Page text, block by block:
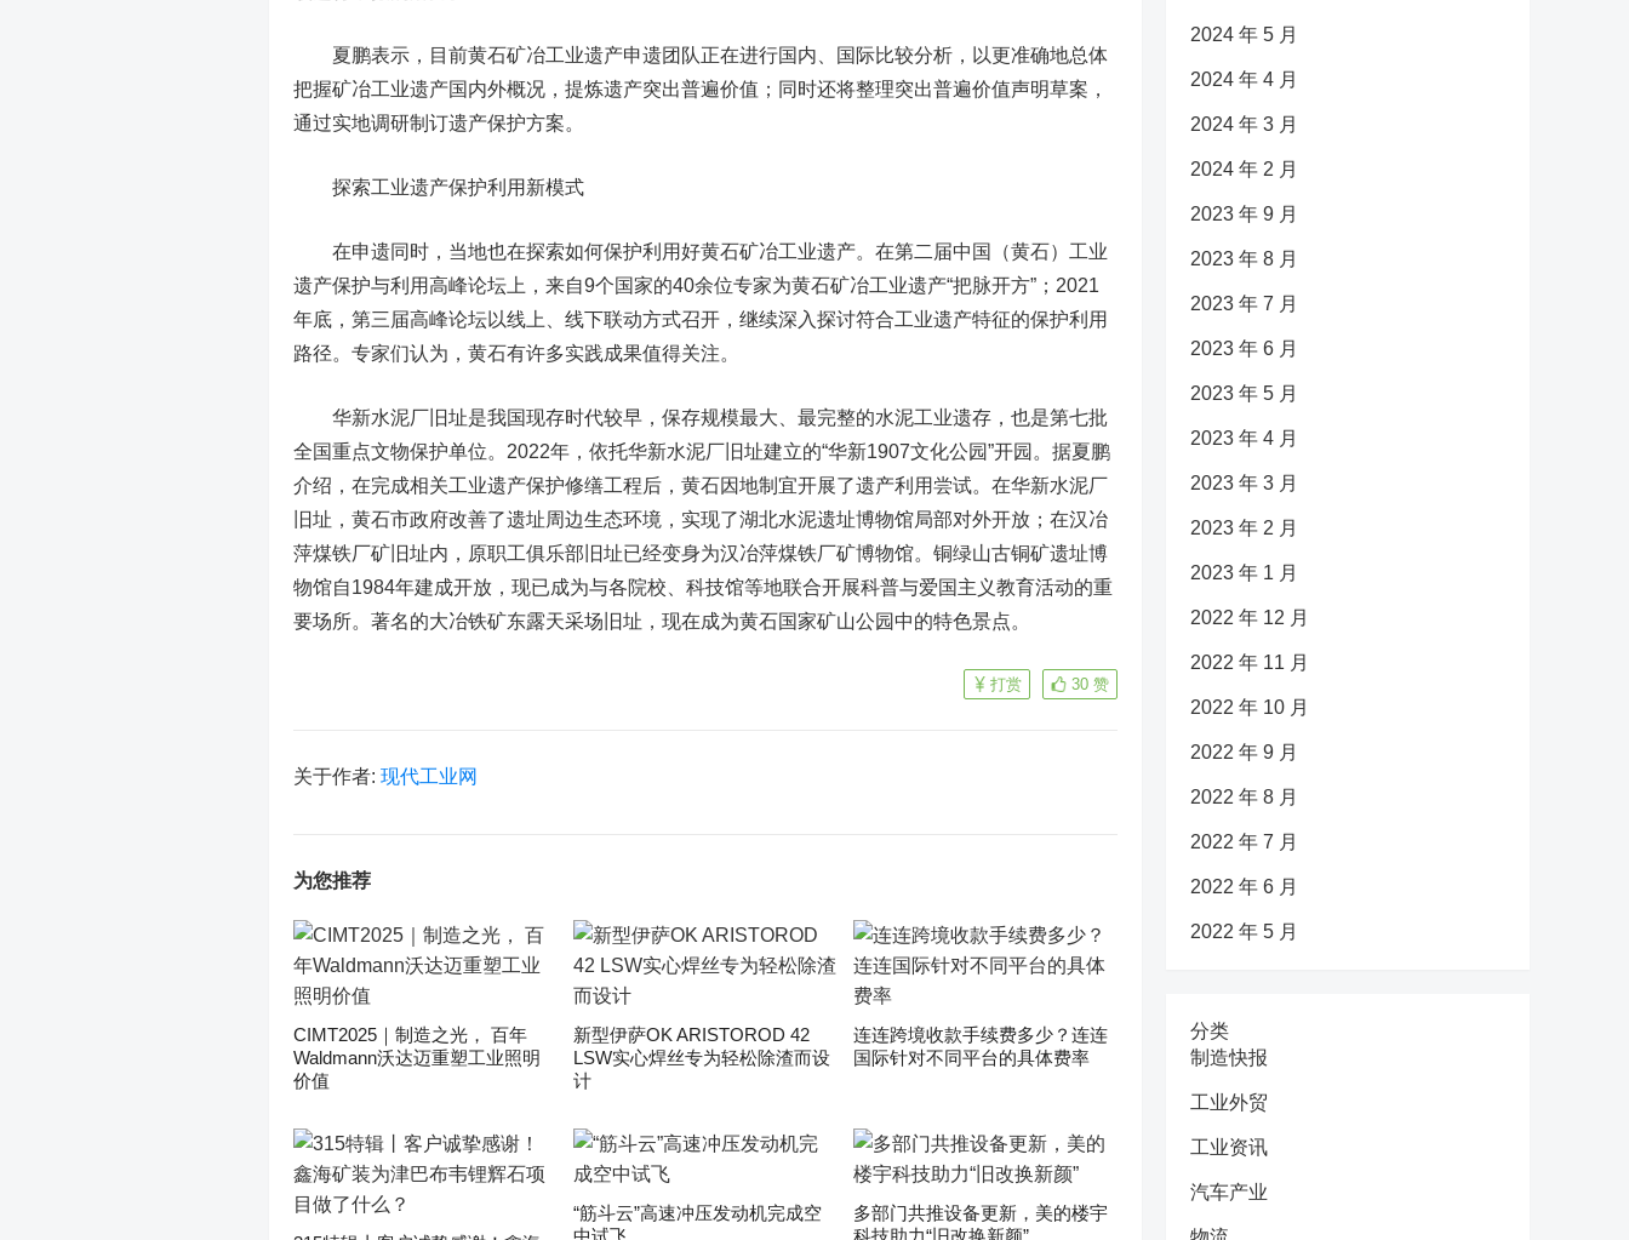
夏鹏表示，目前黄石矿冶工业遗产申遗团队正在进行国内、国际比较分析，以更准确地总体
把握矿冶工业遗产国内外概况，提炼遗产突出普遍价值；同时还将整理突出普遍价值声明草案，
通过实地调研制订遗产保护方案。
探索工业遗产保护利用新模式
在申遗同时，当地也在探索如何保护利用好黄石矿冶工业遗产。在第二届中国（黄石）工业
遗产保护与利用高峰论坛上，来自9个国家的40余位专家为黄石矿冶工业遗产“把脉开方”；2021
年底，第三届高峰论坛以线上、线下联动方式召开，继续深入探讨符合工业遗产特征的保护利用
路径。专家们认为，黄石有许多实践成果值得关注。
华新水泥厂旧址是我国现存时代较早，保存规模最大、最完整的水泥工业遗存，也是第七批
全国重点文物保护单位。2022年，依托华新水泥厂旧址建立的“华新1907文化公园”开园。据夏鹏
介绍，在完成相关工业遗产保护修缮工程后，黄石因地制宜开展了遗产利用尝试。在华新水泥厂
旧址，黄石市政府改善了遗址周边生态环境，实现了湖北水泥遗址博物馆局部对外开放；在汉冶
萍煤铁厂矿旧址内，原职工俱乐部旧址已经变身为汉冶萍煤铁厂矿博物馆。铜绿山古铜矿遗址博
物馆自1984年建成开放，现已成为与各院校、科技馆等地联合开展科普与爱国主义教育活动的重
要场所。著名的大冶铁矿东露天采场旧址，现在成为黄石国家矿山公园中的特色景点。
30 赞
打赏
关于作者: 现代工业网
为您推荐
CIMT2025｜制造之光， 百年
Waldmann沃达迈重塑工业照明
价值
新型伊萨OK ARISTOROD 42
LSW实心焊丝专为轻松除渣而设
计
连连跨境收款手续费多少？连连
国际针对不同平台的具体费率
“筋斗云”高速冲压发动机完成空
中试飞
多部门共推设备更新，美的楼宇
科技助力“旧改换新颜”
2024 年 5 月
2024 年 4 月
2024 年 3 月
2024 年 2 月
2023 年 9 月
2023 年 8 月
2023 年 7 月
2023 年 6 月
2023 年 5 月
2023 年 4 月
2023 年 3 月
2023 年 2 月
2023 年 1 月
2022 年 12 月
2022 年 11 月
2022 年 10 月
2022 年 9 月
2022 年 8 月
2022 年 7 月
2022 年 6 月
2022 年 5 月
分类
制造快报
工业外贸
工业资讯
汽车产业